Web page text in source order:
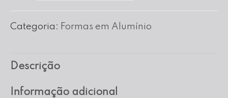
Forma
nº
32
Categoria: Formas em Alumínio
Descrição
Informação adicional